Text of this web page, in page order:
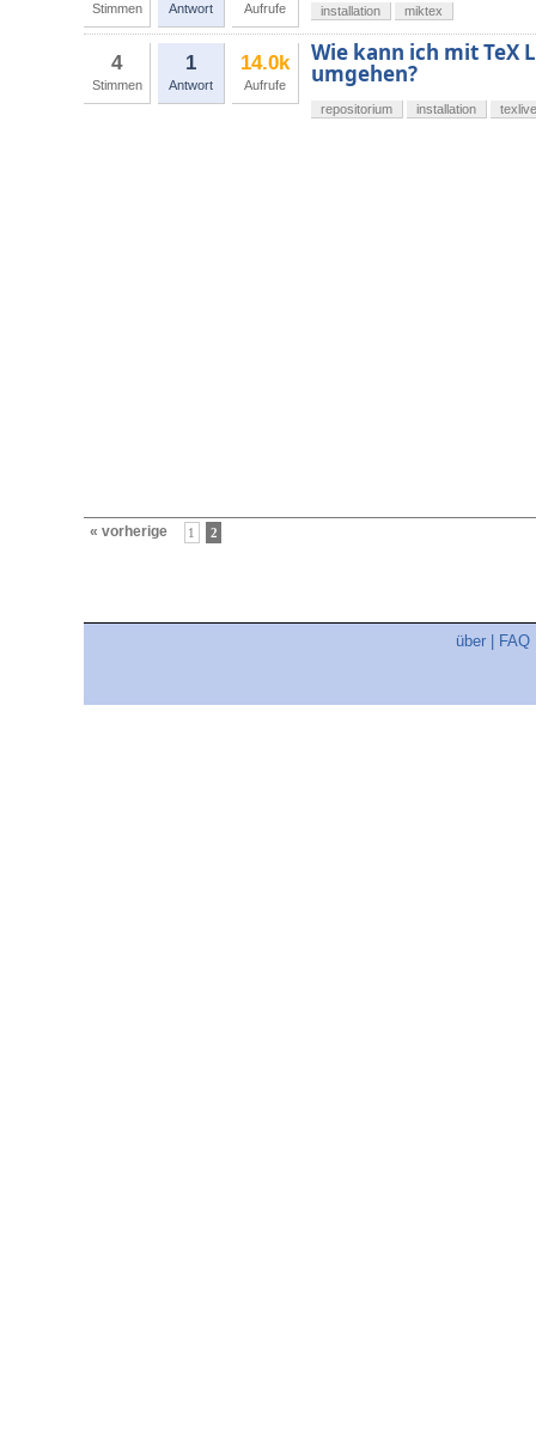
Stimmen Antwort Aufrufe installation miktex
4
Stimmen
1
Antwort
14.0k
Aufrufe
Wie kann ich mit TeX
umgehen?
repositorium installation texlive
« vorherige 1 2
über FAQ